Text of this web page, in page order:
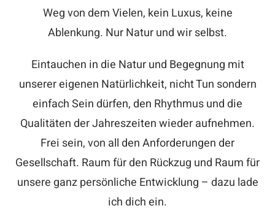
Weg von dem Vielen, kein Luxus, keine
Ablenkung. Nur Natur und wir selbst.
Eintauchen in die Natur und Begegnung mit
unserer eigenen Natürlichkeit, nicht Tun sondern
einfach Sein dürfen, den Rhythmus und die
Qualitäten der Jahreszeiten wieder aufnehmen.
Frei sein, von all den Anforderungen der
Gesellschaft. Raum für den Rückzug und Raum für
unsere ganz persönliche Entwicklung – dazu lade
ich dich ein.